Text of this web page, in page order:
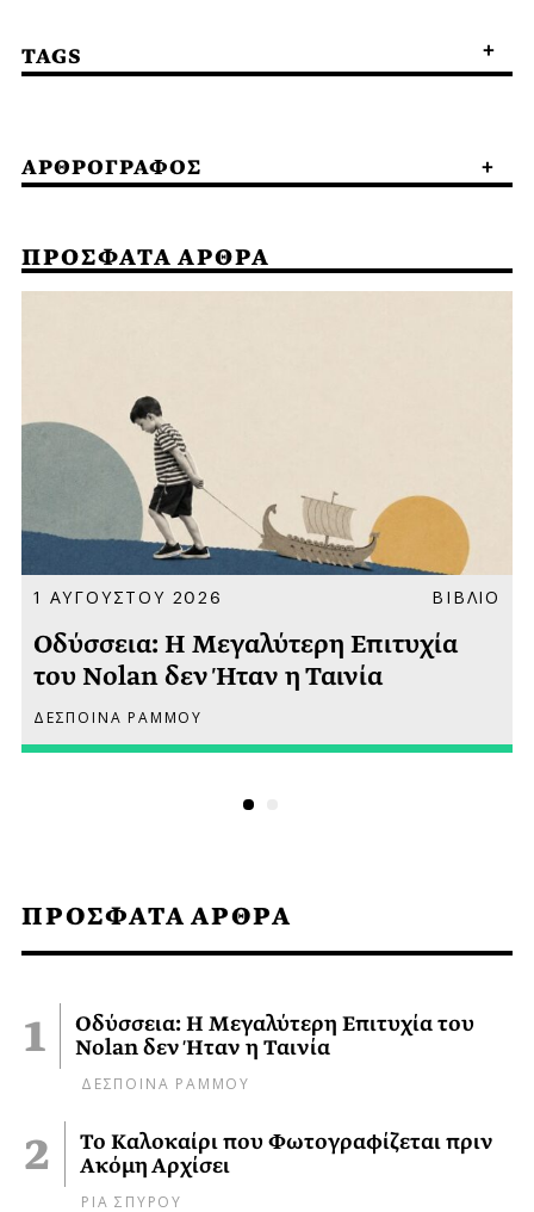
ΠΡΟΣΦΑΤΑ ΑΡΘΡΑ
Οδύσσεια: Η Μεγαλύτερη Επιτυχία του
Nolan δεν Ήταν η Ταινία
ΔΕΣΠΟΙΝΑ ΡΑΜΜΟΥ
Το Καλοκαίρι που Φωτογραφίζεται πριν
Ακόμη Αρχίσει
ΡΙΑ ΣΠΥΡΟΥ
TAGS
ΑΡΘΡΟΓΡΑΦΟΣ
ΠΡΟΣΦΑΤΑ ΑΡΘΡΑ
1 ΑΥΓΟΥΣΤΟΥ 2026 ΒΙΒΛΙΟ
Οδύσσεια: Η Μεγαλύτερη Επιτυχία
του Nolan δεν Ήταν η Ταινία
ΔΕΣΠΟΙΝΑ ΡΑΜΜΟΥ